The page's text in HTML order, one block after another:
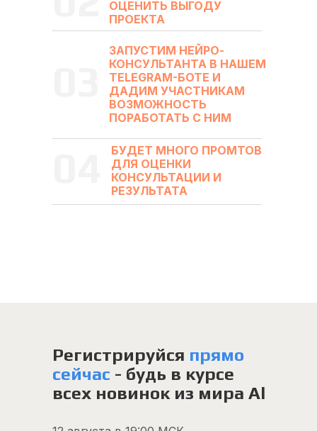
ЗАПУСТИМ НЕЙРО-
КОНСУЛЬТАНТА В НАШЕМ
TELEGRAM-БОТЕ И
ДАДИМ УЧАСТНИКАМ
ВОЗМОЖНОСТЬ
ПОРАБОТАТЬ С НИМ
ОЦЕНИТЬ ВЫГОДУ
ПРОЕКТА
БУДЕТ МНОГО ПРОМТОВ
ДЛЯ ОЦЕНКИ
КОНСУЛЬТАЦИИ И
РЕЗУЛЬТАТА
Регистрируйся прямо
сейчас - будь в курсе
всех новинок из мира Al